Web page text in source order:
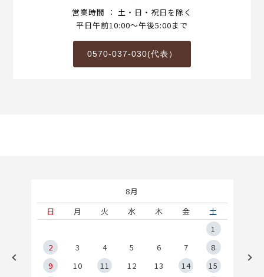
営業時間 ： 土・日・祝日を除く
平日午前10:00～午後5:00まで
0570-037-030(代表）
8月
日
月 火 水 木 金
土
1
2
3 4 5 6 7
8
9
10 11 12 13 14
15